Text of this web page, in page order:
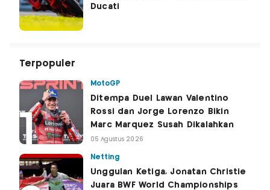
Ducati
Terpopuler
MotoGP
Ditempa Duel Lawan Valentino
Rossi dan Jorge Lorenzo Bikin
Marc Marquez Susah Dikalahkan
05 Agustus 2026
Netting
Unggulan Ketiga, Jonatan Christie
Juara BWF World Championships